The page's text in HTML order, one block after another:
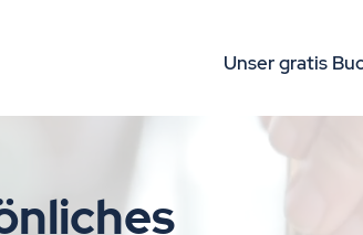
Unser gratis